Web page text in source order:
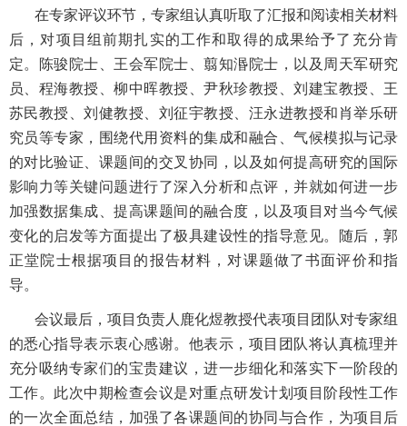
在专家评议环节，专家组认真听取了汇报和阅读相关材料
后，对项目组前期扎实的工作和取得的成果给予了充分肯
定。陈骏院士、王会军院士、翦知湣院士，以及周天军研究
员、程海教授、柳中晖教授、尹秋珍教授、刘建宝教授、王
苏民教授、刘健教授、刘征宇教授、汪永进教授和肖举乐研
究员等专家，围绕代用资料的集成和融合、气候模拟与记录
的对比验证、课题间的交叉协同，以及如何提高研究的国际
影响力等关键问题进行了深入分析和点评，并就如何进一步
加强数据集成、提高课题间的融合度，以及项目对当今气候
变化的启发等方面提出了极具建设性的指导意见。随后，郭
正堂院士根据项目的报告材料，对课题做了书面评价和指
导。
会议最后，项目负责人鹿化煜教授代表项目团队对专家组
的悉心指导表示衷心感谢。他表示，项目团队将认真梳理并
充分吸纳专家们的宝贵建议，进一步细化和落实下一阶段的
工作。此次中期检查会议是对重点研发计划项目阶段性工作
的一次全面总结，加强了各课题间的协同与合作，为项目后